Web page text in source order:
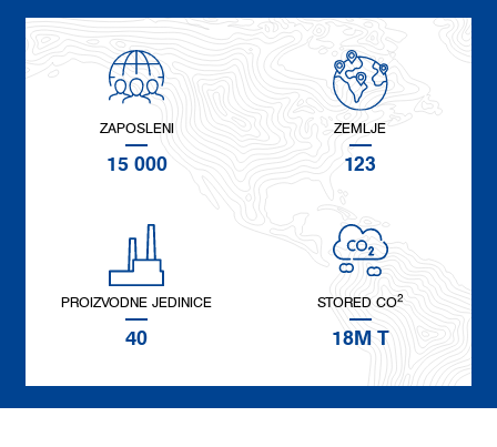
ZAPOSLENI
15 000
ZEMLJE
123
PROIZVODNE JEDINICE
40
STORED CO2
18M T